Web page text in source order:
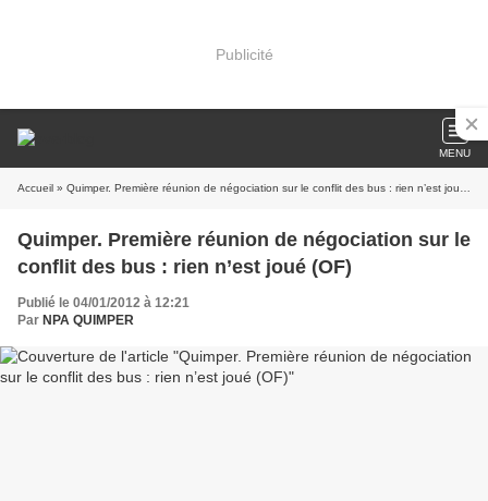
Publicité
MENU
Accueil » Quimper. Première réunion de négociation sur le conflit des bus : rien n’est joué (OF)
Quimper. Première réunion de négociation sur le
conflit des bus : rien n’est joué (OF)
Publié le 04/01/2012 à 12:21
Par NPA QUIMPER